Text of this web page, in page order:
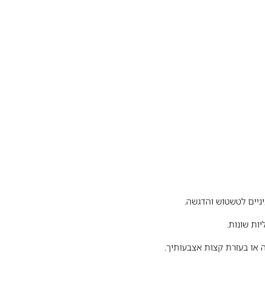
לטשטוש והדגשה.
שונות.
בעזרת קצות אצבעותיך.